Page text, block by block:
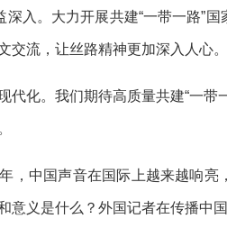
深入。大力开展共建“一带一路”
交流，让丝路精神更加深入人心。
代化。我们期待高质量共建“一带
，中国声音在国际上越来越响
意义是什么？外国记者在传播中